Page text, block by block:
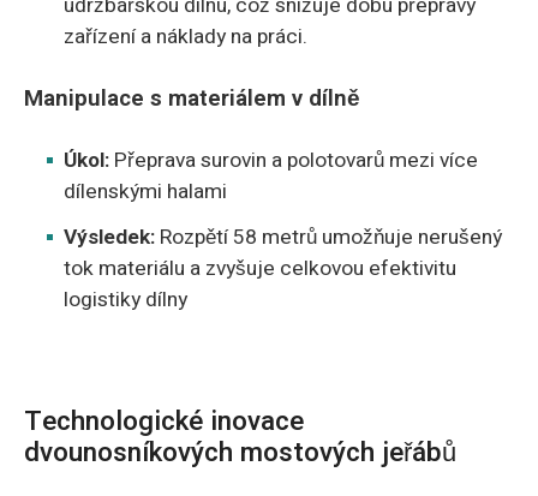
zařízení a náklady na práci.
Manipulace s materiálem v dílně
Úkol: Přeprava surovin a polotovarů mezi více
dílenskými halami
Výsledek: Rozpětí 58 metrů umožňuje nerušený
tok materiálu a zvyšuje celkovou efektivitu
logistiky dílny
Technologické inovace
dvounosníkových mostových jeřábů